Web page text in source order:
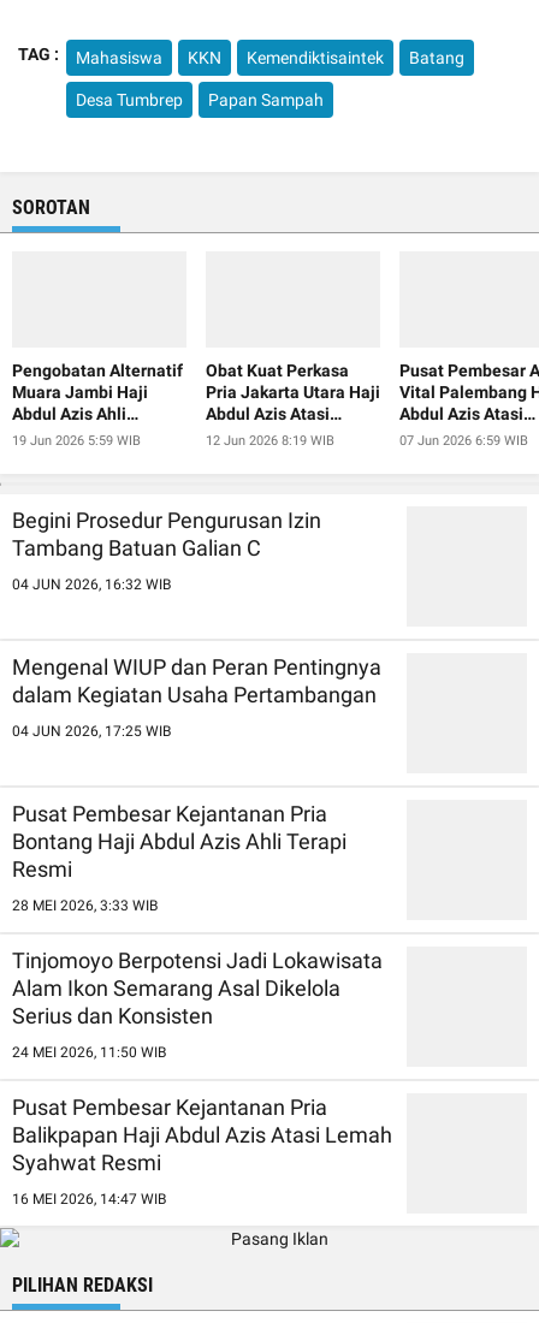
TAG : Mahasiswa KKN Kemendiktisaintek Batang
Desa Tumbrep Papan Sampah
SOROTAN
Pengobatan Alternatif
Muara Jambi Haji
Abdul Azis Ahli
Pembesar Alat Vital
19 Jun 2026 5:59 WIB
Obat Kuat Perkasa
Pria Jakarta Utara Haji
Abdul Azis Atasi
Ejakulasi Dini
12 Jun 2026 8:19 WIB
Pusat Pembesar
Vital Palembang
Abdul Azis Atasi
Ejakulasi Dini
07 Jun 2026 6:59 WIB
Begini Prosedur Pengurusan Izin
Tambang Batuan Galian C
04 JUN 2026, 16:32 WIB
Mengenal WIUP dan Peran Pentingnya
dalam Kegiatan Usaha Pertambangan
04 JUN 2026, 17:25 WIB
Pusat Pembesar Kejantanan Pria
Bontang Haji Abdul Azis Ahli Terapi
Resmi
28 MEI 2026, 3:33 WIB
Tinjomoyo Berpotensi Jadi Lokawisata
Alam Ikon Semarang Asal Dikelola
Serius dan Konsisten
24 MEI 2026, 11:50 WIB
Pusat Pembesar Kejantanan Pria
Balikpapan Haji Abdul Azis Atasi Lemah
Syahwat Resmi
16 MEI 2026, 14:47 WIB
PILIHAN REDAKSI